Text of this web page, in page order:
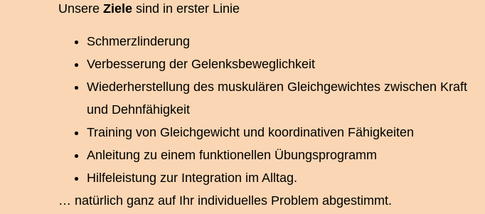
Unsere Ziele sind in erster Linie
Schmerzlinderung
Verbesserung der Gelenksbeweglichkeit
Wiederherstellung des muskulären Gleichgewichtes zwischen Kraft
und Dehnfähigkeit
Training von Gleichgewicht und koordinativen Fähigkeiten
Anleitung zu einem funktionellen Übungsprogramm
Hilfeleistung zur Integration im Alltag.
… natürlich ganz auf Ihr individuelles Problem abgestimmt.